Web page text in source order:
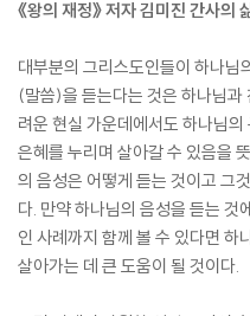
《왕의 재정》 저자 김미진 간사의
대부분의 그리스도인들이 하나님
(말씀)을 듣는다는 것은 하나님과
려운 현실 가운데에서도 하나님
은혜를 누리며 살아갈 수 있음을
의 음성은 어떻게 듣는 것이고 그
다. 만약 하나님의 음성을 듣는 것
인 사례까지 함께 볼 수 있다면 하
살아가는 데 큰 도움이 될 것이다.